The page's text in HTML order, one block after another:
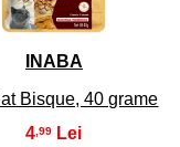
INABA
Bisque, 40 grame
4 ,99